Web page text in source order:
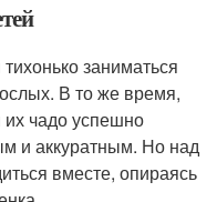
заниматься
В то же время,
их чадо успешно
и аккуратным. Но над
вместе, опираясь